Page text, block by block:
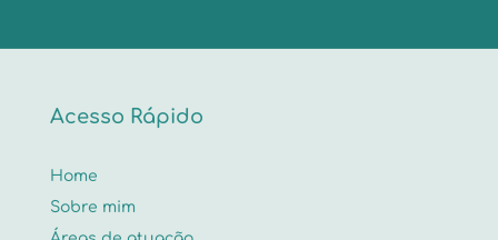
Acesso Rápido
Home
Sobre mim